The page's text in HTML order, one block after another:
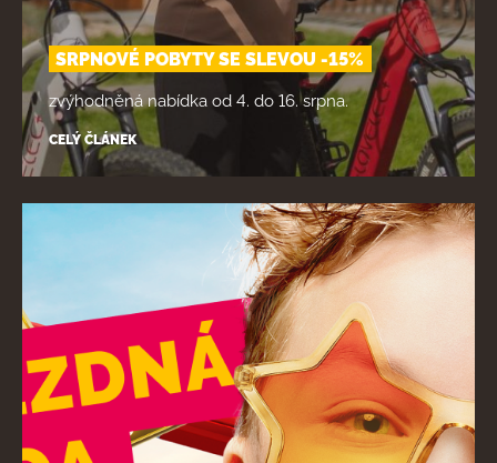
SRPNOVÉ POBYTY SE SLEVOU -15%
zvýhodněná nabídka od 4. do 16. srpna.
CELÝ ČLÁNEK